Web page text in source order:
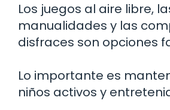
Los juegos al aire libre,
manualidades y las
disfraces son opciones
Lo importante es
niños activos y